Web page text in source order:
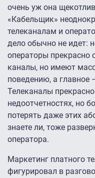
очень уж она
«Кабельщик»
телеканалам и
дело обычно не идет:
операторы прекрасно
каналы, но имеют
поведению, а главное
Телеканалы
недоотчетностях, но
потерять даже этих
знаете ли, тоже
оператора.
Маркетинг платного
фигурировал в